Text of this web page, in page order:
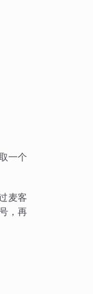
一个
麦客
，再